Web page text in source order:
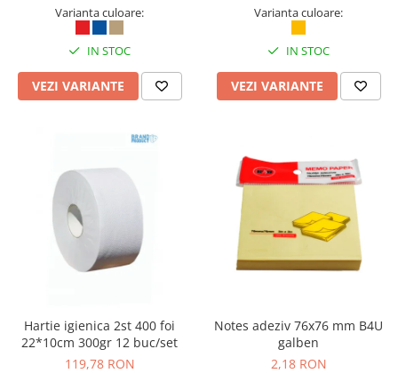
Varianta culoare:
IN STOC
VEZI VARIANTE
Varianta culoare:
IN STOC
VEZI VARIANTE
Hartie igienica 2st 400 foi
22*10cm 300gr 12 buc/set
119,78 RON
Notes adeziv 76x76 mm B4U
galben
2,18 RON